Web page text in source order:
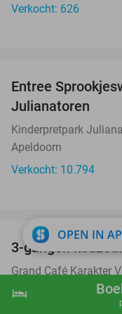
shopping_cart
hotel
Verkocht: 626
Entree
Julianatoren
Kinderpretpark
Apeldoorn
Verkocht: 10.794
3-gangen
Grand Café Karakter
Veenendaal
OPEN IN